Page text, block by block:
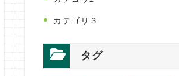
カテゴリ３
タグ